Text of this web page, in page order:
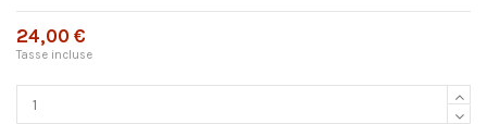
24,00 €
Tasse incluse